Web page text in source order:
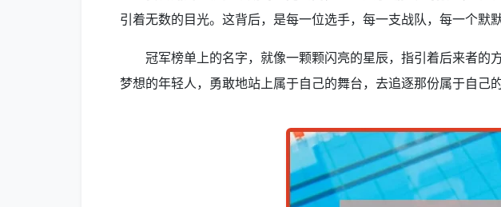
引着无数的目光。这背后，是每一位选手，每一支战队，每一个默
冠军榜单上的名字，就像一颗颗闪亮的星辰，指引着后来者
梦想的年轻人，勇敢地站上属于自己的舞台，去追逐那份属于自己的